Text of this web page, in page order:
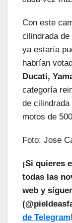
Con este
cilindrada
ya estaría
habrían
Ducati,
categoría
de
motos de
Foto: Jose
¡Si quieres
todas las
web y
de Telegram!